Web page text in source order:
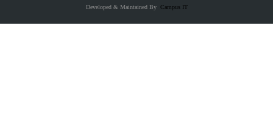
Developed & Maintained ByCampus IT